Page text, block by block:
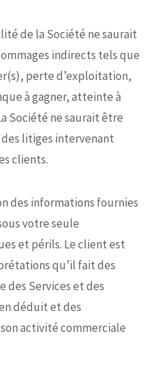
de la Société ne saurait
indirects tels que
perte d’exploitation,
à gagner, atteinte à
Société ne saurait être
litiges intervenant
clients.
des informations fournies
votre seule
et périls. Le client est
qu’il fait des
des Services et des
déduit et des
activité commerciale